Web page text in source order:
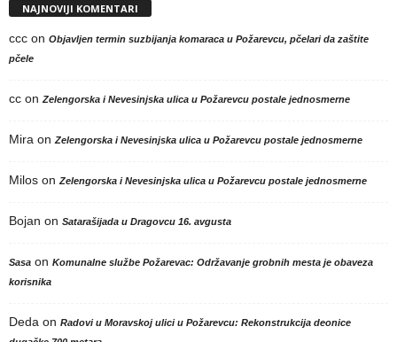
NAJNOVIJI KOMENTARI
ccc on Objavljen termin suzbijanja komaraca u Požarevcu, pčelari da zaštite
pčele
cc on Zelengorska i Nevesinjska ulica u Požarevcu postale jednosmerne
Mira on Zelengorska i Nevesinjska ulica u Požarevcu postale jednosmerne
Milos on Zelengorska i Nevesinjska ulica u Požarevcu postale jednosmerne
Bojan on Satarašijada u Dragovcu 16. avgusta
Sasa on Komunalne službe Požarevac: Održavanje grobnih mesta je obaveza
korisnika
Deda on Radovi u Moravskoj ulici u Požarevcu: Rekonstrukcija deonice